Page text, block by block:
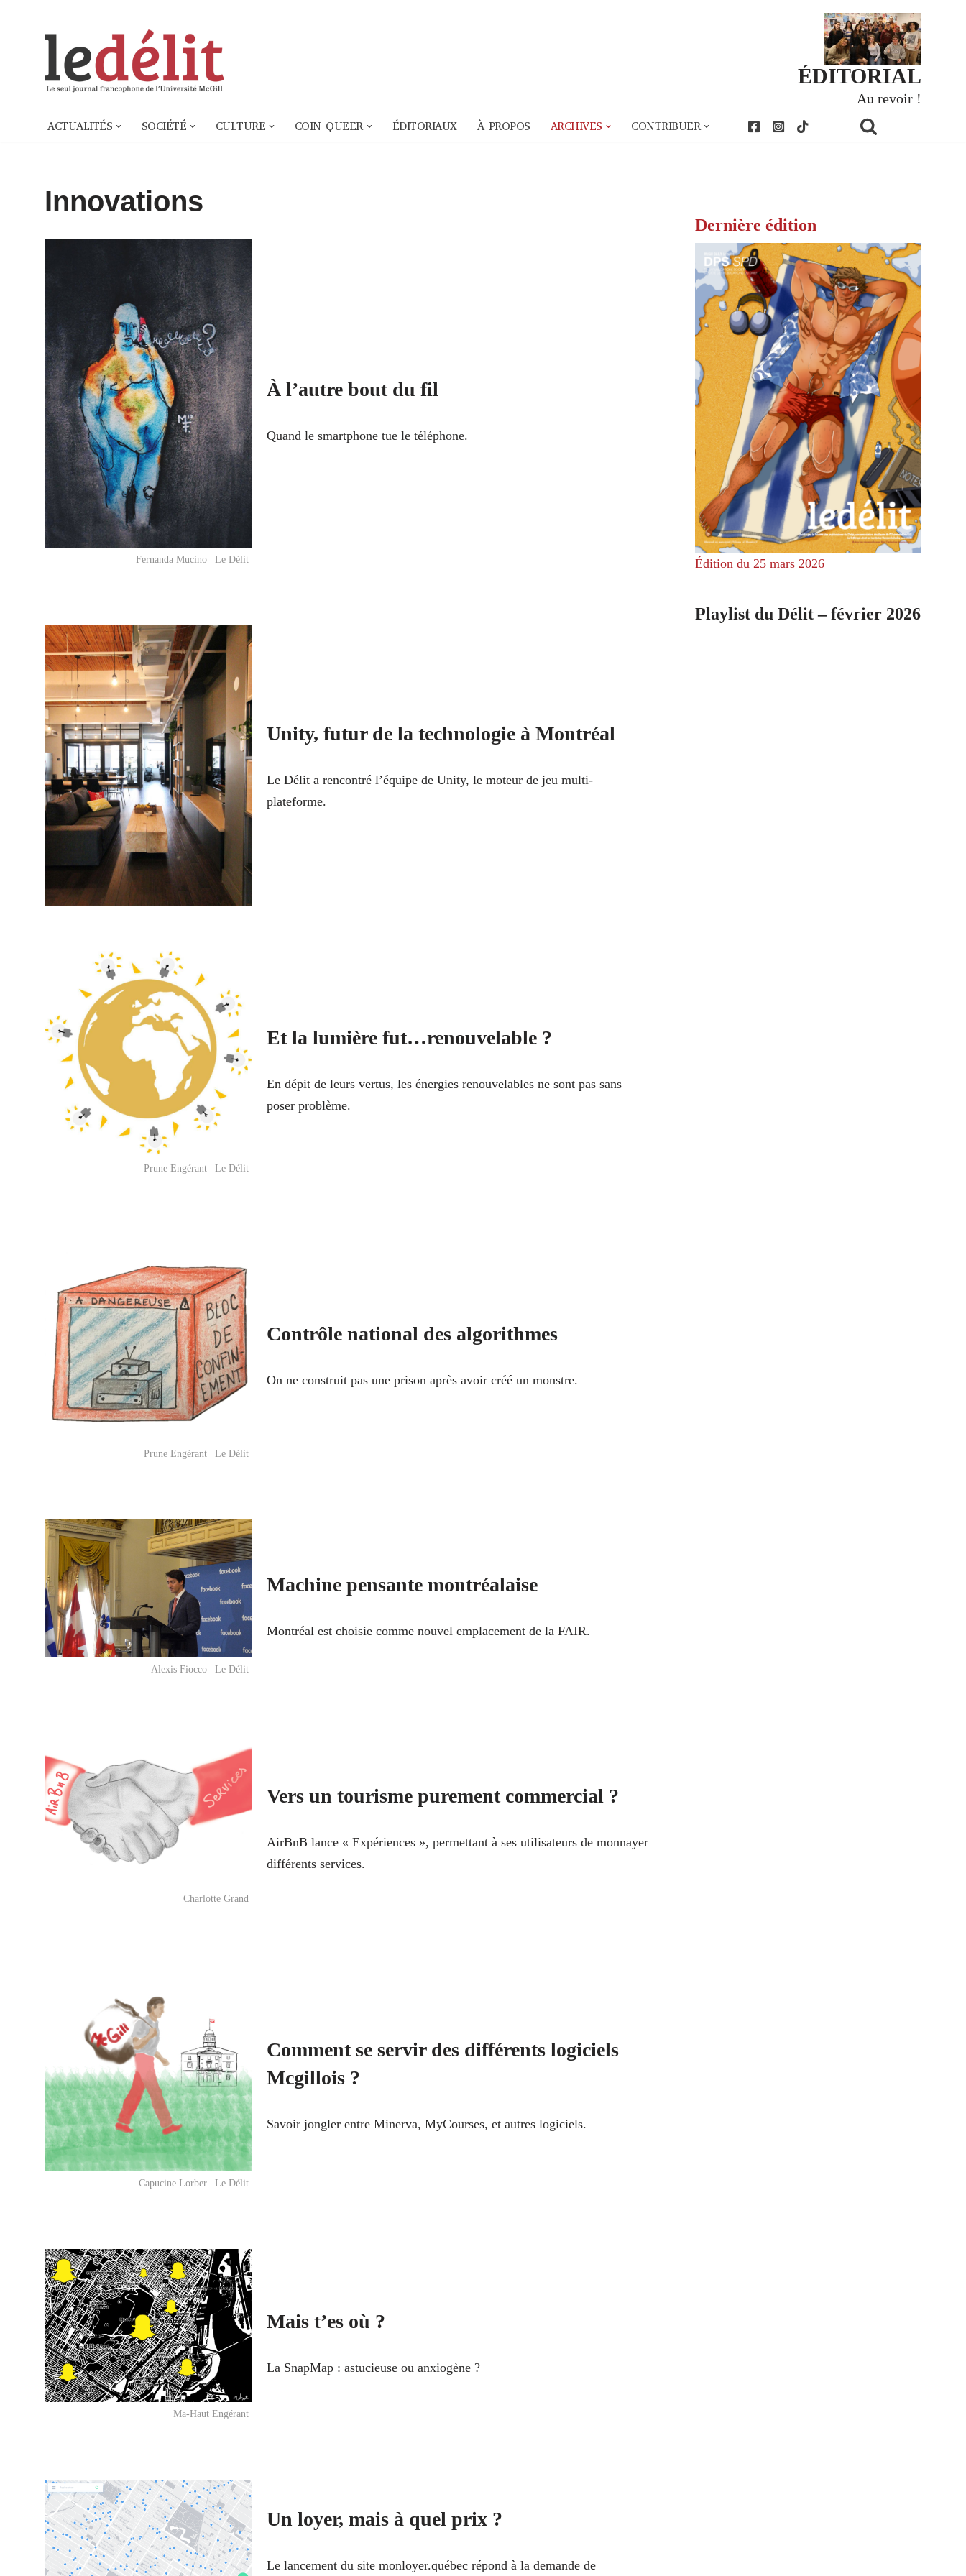
ÉDITORIAL
Au revoir !
ACTUALITÉS SOCIÉTÉ CULTURE COIN QUEER ÉDITORIAUX À PROPOS ARCHIVES CONTRIBUER
Innovations
Fernanda Mucino | Le Délit
À l’autre bout du fil
Quand le smartphone tue le téléphone.
Unity, futur de la technologie à Montréal
Le Délit a rencontré l’équipe de Unity, le moteur de jeu multi-
plateforme.
Prune Engérant | Le Délit
Et la lumière fut…renouvelable ?
En dépit de leurs vertus, les énergies renouvelables ne sont pas sans
poser problème.
Prune Engérant | Le Délit
Contrôle national des algorithmes
On ne construit pas une prison après avoir créé un monstre.
Alexis Fiocco | Le Délit
Machine pensante montréalaise
Montréal est choisie comme nouvel emplacement de la FAIR.
Charlotte Grand
Vers un tourisme purement commercial ?
AirBnB lance « Expériences », permettant à ses utilisateurs de monnayer
différents services.
Capucine Lorber | Le Délit
Comment se servir des différents logiciels
Mcgillois ?
Savoir jongler entre Minerva, MyCourses, et autres logiciels.
Ma-Haut Engérant
Mais t’es où ?
La SnapMap : astucieuse ou anxiogène ?
Un loyer, mais à quel prix ?
Le lancement du site monloyer.québec répond à la demande de
Dernière édition
Édition du 25 mars 2026
Playlist du Délit – février 2026